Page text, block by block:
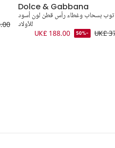
Dolce & Gabbana
توب بسحاب وغطاء رأس قطن لون أسود
للأولاد
UK£
-50%
UK£ 188.00